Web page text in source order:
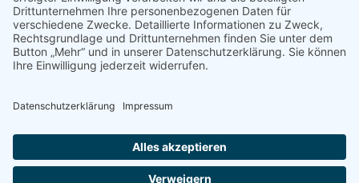
ÜBER UNS
Naturschutzbund
Naturschutzjugend
Sponsoren & Partner